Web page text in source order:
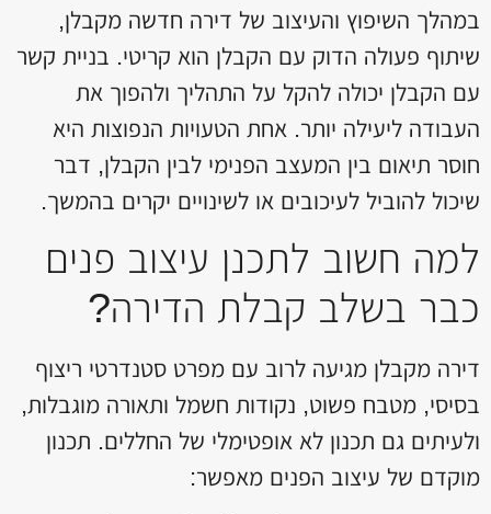
במהלך השיפוץ והעיצוב של דירה חדשה מקבלן,
שיתוף פעולה הדוק עם הקבלן הוא קריטי. בניית קשר
עם הקבלן יכולה להקל על התהליך ולהפוך את
העבודה ליעילה יותר. אחת הטעויות הנפוצות היא
חוסר תיאום בין המעצב הפנימי לבין הקבלן, דבר
שיכול להוביל לעיכובים או לשינויים יקרים בהמשך.
למה חשוב לתכנן עיצוב פנים
כבר בשלב קבלת הדירה?
דירה מקבלן מגיעה לרוב עם מפרט סטנדרטי ריצוף
בסיסי, מטבח פשוט, נקודות חשמל ותאורה מוגבלות,
ולעיתים גם תכנון לא אופטימלי של החללים. תכנון
מוקדם של עיצוב הפנים מאפשר: